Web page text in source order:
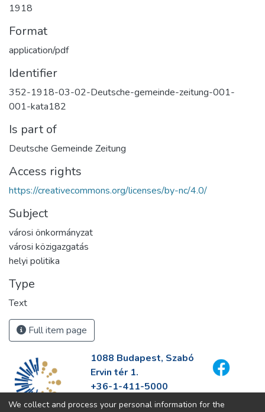
1918
Format
application/pdf
Identifier
352-1918-03-02-Deutsche-gemeinde-zeitung-001-
001-kata182
Is part of
Deutsche Gemeinde Zeitung
Access rights
https://creativecommons.org/licenses/by-nc/4.0/
Subject
városi önkormányzat
városi közigazgatás
helyi politika
Type
Text
Full item page
1088 Budapest, Szabó
Ervin tér 1.
+36-1-411-5000
info@fszek.hu
We collect and process your personal information for the